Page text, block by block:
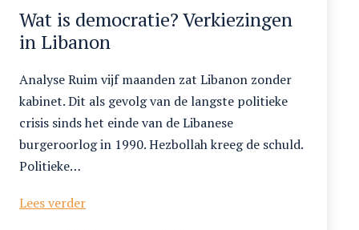
Wat is democratie? Verkiezingen
in Libanon
Analyse Ruim vijf maanden zat Libanon zonder
kabinet. Dit als gevolg van de langste politieke
crisis sinds het einde van de Libanese
burgeroorlog in 1990. Hezbollah kreeg de schuld.
Politieke…
Lees verderWat